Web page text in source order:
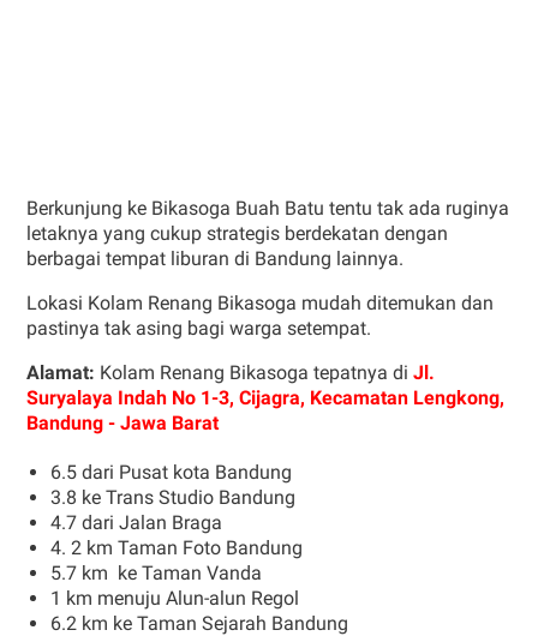
Berkunjung ke Bikasoga Buah Batu tentu tak ada ruginya
letaknya yang cukup strategis berdekatan dengan
berbagai tempat liburan di Bandung lainnya.
Lokasi Kolam Renang Bikasoga mudah ditemukan dan
pastinya tak asing bagi warga setempat.
Alamat: Kolam Renang Bikasoga tepatnya di Jl.
Suryalaya Indah No 1-3, Cijagra, Kecamatan Lengkong,
Bandung - Jawa Barat
6.5 dari Pusat kota Bandung
3.8 ke Trans Studio Bandung
4.7 dari Jalan Braga
4. 2 km Taman Foto Bandung
5.7 km ke Taman Vanda
1 km menuju Alun-alun Regol
6.2 km ke Taman Sejarah Bandung